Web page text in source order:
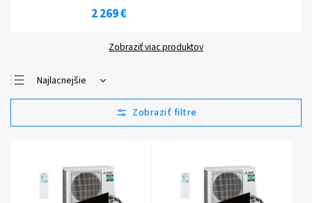
2 269 €
Zobraziť viac produktov
Najlacnejšie
Najdrahšie
Najpredávanejšie